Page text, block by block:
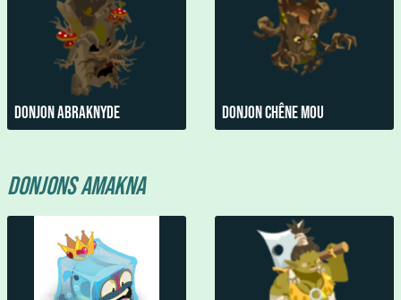
Donjon Abraknyde Donjon Chêne Mou
Donjons Amakna